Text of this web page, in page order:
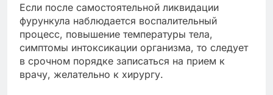
Если после самостоятельной ликвидации
фурункула наблюдается воспалительный
процесс, повышение температуры тела,
симптомы интоксикации организма, то следует
в срочном порядке записаться на прием к
врачу, желательно к хирургу.